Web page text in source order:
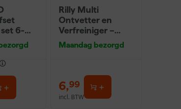
6-
Rilly Multi
Ontvetter en
Verfreiniger –
0,5L
Maandag bezorgd
6,99
incl. BTW